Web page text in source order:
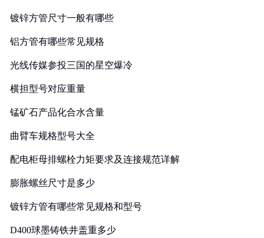
镀锌方管尺寸一般有哪些
铝方管有哪些常见规格
光线传媒参投三国的星空爆冷
横担型号对应重量
锰矿石产品化合水含量
曲臂车规格型号大全
配电柜母排螺栓力矩要求及连接规范详解
膨胀螺丝尺寸是多少
镀锌方管有哪些常见规格和型号
D400球墨铸铁井盖重多少